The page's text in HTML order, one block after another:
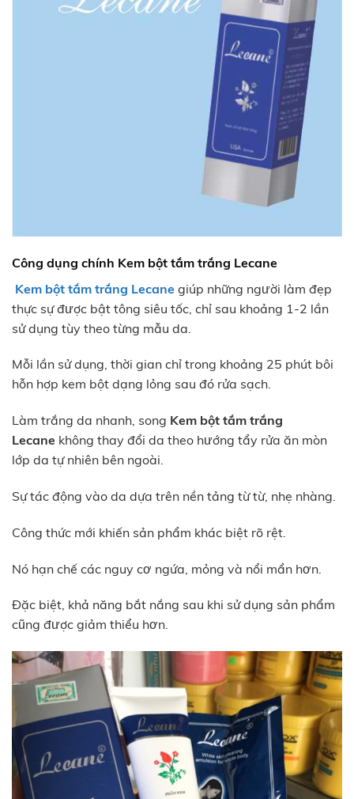
Công dụng chính Kem bột tắm trắng Lecane
Kem bột tắm trắng Lecane giúp những người làm đẹp
thực sự được bật tông siêu tốc, chỉ sau khoảng 1-2 lần
sử dụng tùy theo từng mẫu da.
Mỗi lần sử dụng, thời gian chỉ trong khoảng 25 phút bôi
hỗn hợp kem bột dạng lỏng sau đó rửa sạch.
Làm trắng da nhanh, song Kem bột tắm trắng
Lecane không thay đổi da theo hướng tẩy rửa ăn mòn
lớp da tự nhiên bên ngoài.
Sự tác động vào da dựa trên nền tảng từ từ, nhẹ nhàng.
Công thức mới khiến sản phẩm khác biệt rõ rệt.
Nó hạn chế các nguy cơ ngứa, mỏng và nổi mẩn hơn.
Đặc biệt, khả năng bắt nắng sau khi sử dụng sản phẩm
cũng được giảm thiểu hơn.